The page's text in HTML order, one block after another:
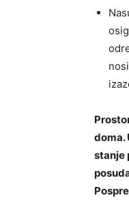
doma.
stanje